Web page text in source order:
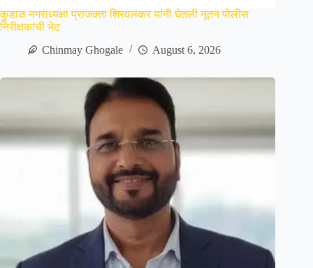
कुडाळ नगराध्यक्षा प्राजक्ता शिरवलकर यांनी घेतली नूतन पोलीस
निरीक्षकांची भेट
Chinmay Ghogale
August 6, 2026